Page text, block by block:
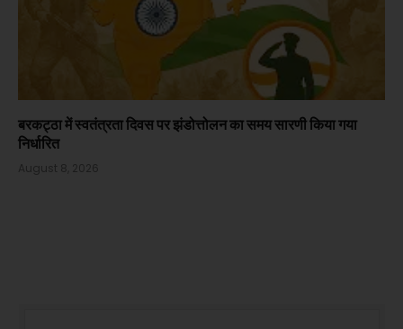
बरकट्ठा में स्वतंत्रता दिवस पर झंडोत्तोलन का समय सारणी किया गया
निर्धारित
August 8, 2026